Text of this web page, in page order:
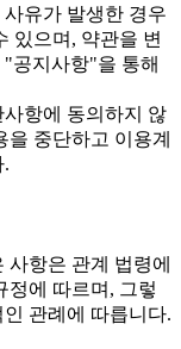
유가 발생한 경우
있으며, 약관을 변
공지사항"을 통해
항에 동의하지 않
을 중단하고 이용계
.
사항은 관계 법령에
정에 따르며, 그렇
관례에 따릅니다.